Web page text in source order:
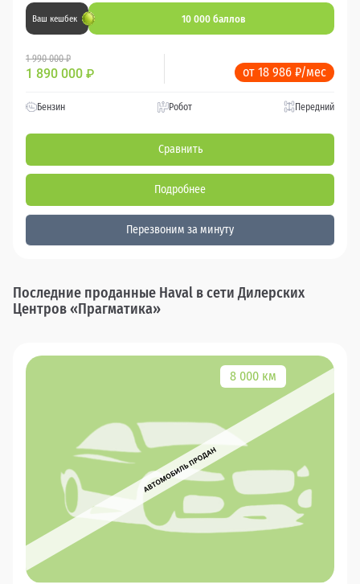
Ваш кешбек 10 000 баллов
1 990 000 ₽
1 890 000 ₽ от 18 986 ₽/мес
Бензин Робот Передний
Сравнить
Подробнее
Перезвоним за минуту
Последние проданные Haval в сети Дилерских
Центров «Прагматика»
8 000 км